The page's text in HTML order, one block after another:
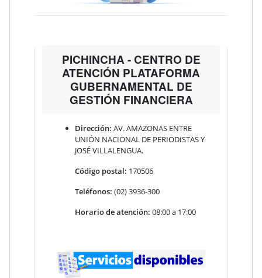
PICHINCHA - CENTRO DE
ATENCIÓN PLATAFORMA
GUBERNAMENTAL DE
GESTIÓN FINANCIERA
Dirección: AV. AMAZONAS ENTRE
UNIÓN NACIONAL DE PERIODISTAS Y
JOSÉ VILLALENGUA.
Código postal: 170506
Teléfonos: (02) 3936-300
Horario de atención: 08:00 a 17:00